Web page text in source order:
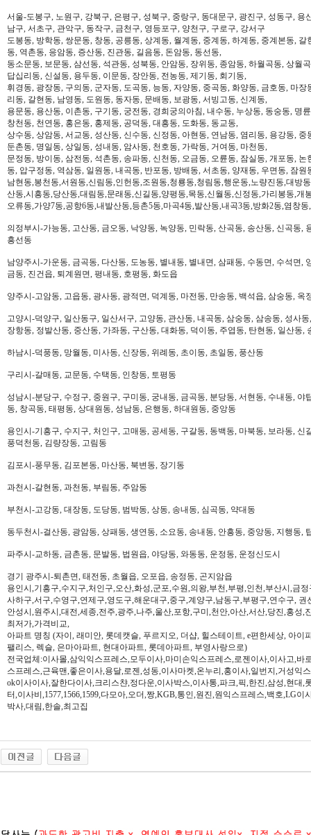
서울-도봉구, 노원구, 강북구, 은평구, 성북구, 중랑구, 동대문구, 광진구, 성동구,
남구, 서초구, 관악구, 동작구, 금천구, 영등포구, 양천구, 구로구, 강서구
도봉동, 방학동, 쌍문동, 창동, 공릉동, 상계동, 월계동, 중계동, 하계동, 중계본동,
동, 역촌동, 응암동, 증산동, 진관동, 길음동, 돈암동, 동선동,
동소문동, 보문동, 삼선동, 석관동, 성북동, 안암동, 장위동, 종암동, 하월곡동, 상월
답십리동, 신설동, 용두동, 이문동, 장안동, 전농동, 제기동, 회기동,
휘경동, 광장동, 구의동, 군자동, 도곡동, 능동, 자양동, 중곡동, 화양동, 금호동, 마
리동, 갈현동, 남영동, 도원동, 동자동, 문배동, 보광동, 서빙고동, 신계동,
용문동, 용산동, 이촌동, 구기동, 궁전동, 경희궁의아침, 내수동, 누상동, 동숭동, 명
창천동, 천연동, 홍은동, 홍제동, 공덕동, 대흥동, 도화동, 동교동,
상수동, 상암동, 서교동, 성산동, 신수동, 신정동, 아현동, 연남동, 염리동, 용강동,
둔촌동, 명일동, 상일동, 성내동, 암사동, 천호동, 가락동, 거여동, 마천동,
문정동, 방이동, 삼전동, 석촌동, 송파동, 신천동, 오금동, 오륜동, 잠실동, 개포동,
동, 압구정동, 역삼동, 일원동, 내곡동, 반포동, 방배동, 서초동, 양재동, 우면동, 잠원
남현동,봉천동,서원동,신림동,인헌동,조원동,청룡동,청림동,행운동,노량진동,대방
산동,시흥동,당산동,대림동,문래동,신길동,양평동,목동,신월동,신정동,가리봉동,개
오류동,가양7동,공항6동,내발산동,등촌5동,마곡4동,발산동,내곡3동,방화2동,염창동
의정부시-가능동, 고산동, 금오동, 낙양동, 녹양동, 민락동, 산곡동, 송산동, 신곡동,
흥선동
남양주시-가운동, 금곡동, 다산동, 도농동, 별내동, 별내면, 삼패동, 수동면, 수석면,
금동, 진건읍, 퇴계원면, 평내동, 호평동, 화도읍
양주시-고암동, 고읍동, 광사동, 광적면, 덕계동, 마전동, 만송동, 백석읍, 삼숭동, 옥
고양시-덕양구, 일산동구, 일산서구, 고양동, 관산동, 내곡동, 삼숭동, 삼송동, 성사
장항동, 정발산동, 중산동, 가좌동, 구산동, 대화동, 덕이동, 주엽동, 탄현동, 일산동,
하남시-덕풍동, 망월동, 미사동, 신장동, 위례동, 초이동, 초일동, 풍산동
구리시-갈매동, 교문동, 수택동, 인창동, 토평동
성남시-분당구, 수정구, 중원구, 구미동, 궁내동, 금곡동, 분당동, 서현동, 수내동,
동, 창곡동, 태평동, 상대원동, 성남동, 은행동, 하대원동, 중앙동
용인시-기흥구, 수지구, 처인구, 고매동, 공세동, 구갈동, 동백동, 마북동, 보라동,
풍덕천동, 김량장동, 고림동
김포시-풍무동, 김포본동, 마산동, 북변동, 장기동
과천시-갈현동, 과천동, 부림동, 주암동
부천시-고강동, 대장동, 도당동, 범박동, 상동, 송내동, 심곡동, 약대동
동두천시-걸산동, 광암동, 상패동, 생연동, 소요동, 송내동, 안흥동, 중앙동, 지행동,
파주시-교하동, 금촌동, 문발동, 법원읍, 야당동, 와동동, 운정동, 운정신도시
경기 광주시-퇴촌면, 태전동, 초월읍, 오포읍, 송정동, 곤지암읍
용인시,기흥구,수지구,처인구,오산,화성,군포,수원,의왕,부천,부평,인천,부산시,금
사하구,서구,수영구,연제구,영도구,해운대구,중구,계양구,남동구,부평구,연수구,
안성시,원주시,대전,세종,전주,광주,나주,울산,포항,구미,천안,아산,서산,당진,홍성,
최저가,가격비교,
아파트 명칭 (자이, 래미안, 롯데캣슬, 푸르지오, 더샵, 힐스테이트, e편한세상, 아이
팰리스, 렉슬, 은마아파트, 현대아파트, 롯데아파트, 부영사랑으로)
전국업체:이사몰,삼익익스프레스,모두이사,마미손익스프레스,로젠이사,이사고,바
스프레스,근육맨,좋은이사,용달,로젠,성동,이사마켓,온누리,홍이사,일번지,거성익
ok이사이사,잘한다이사,크리스챤,정다운,이사박스,이사통,파크,픽,한진,삼성,현대,
터,이사비,1577,1566,1599,다모아,오더,짱,KGB,통인,원진,원익스프레스,백호,LG
박사,대림,한솔,최고집